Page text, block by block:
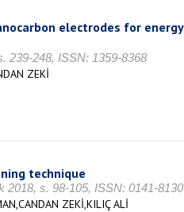
electrodes for energy
239-248, ISSN: 1359-8368
ZEKİ
technique
2018, s. 98-105, ISSN: 0141-8130
ZEKİ,KILIÇ ALİ